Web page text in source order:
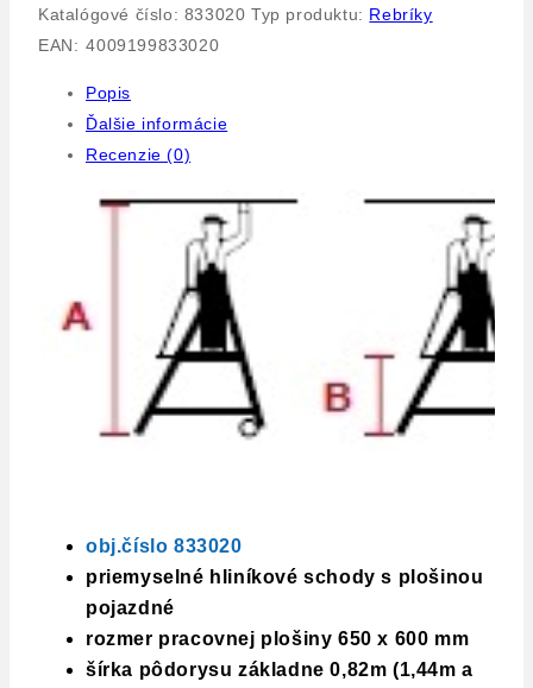
Katalógové číslo: 833020 Typ produktu: Rebríky
EAN: 4009199833020
Popis
Ďalšie informácie
Recenzie (0)
obj.číslo 833020
priemyselné hliníkové schody s plošinou
pojazdné
rozmer pracovnej plošiny 650 x 600 mm
šírka pôdorysu základne 0,82m (1,44m a